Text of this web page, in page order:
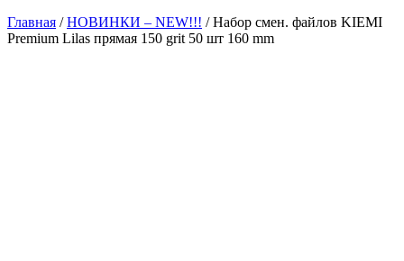
Главная /НОВИНКИ – NEW!!! /Набор смен. файлов KIEMI
Premium Lilas прямая 150 grit 50 шт 160 mm